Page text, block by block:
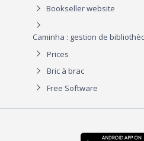
Bookseller website
Caminha : gestion de
Prices
Bric à brac
Free Software